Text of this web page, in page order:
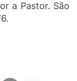
a Pastor. São